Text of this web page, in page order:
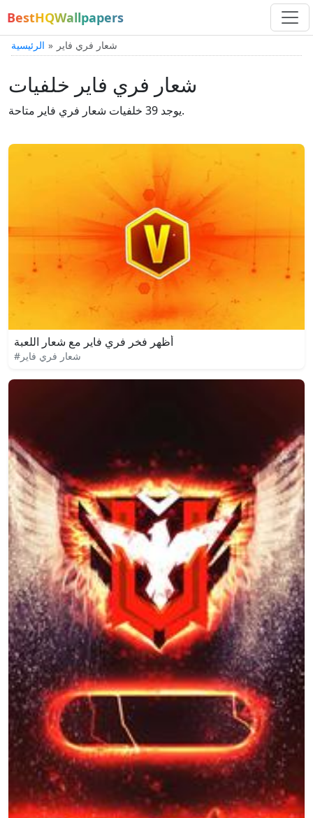
BestHQWallpapers
الرئيسية شعار فري فاير
شعار فري فاير خلفيات
يوجد 39 خلفيات شعار فري فاير متاحة.
أظهر فخر فري فاير مع شعار اللعبة
#شعار فري فاير